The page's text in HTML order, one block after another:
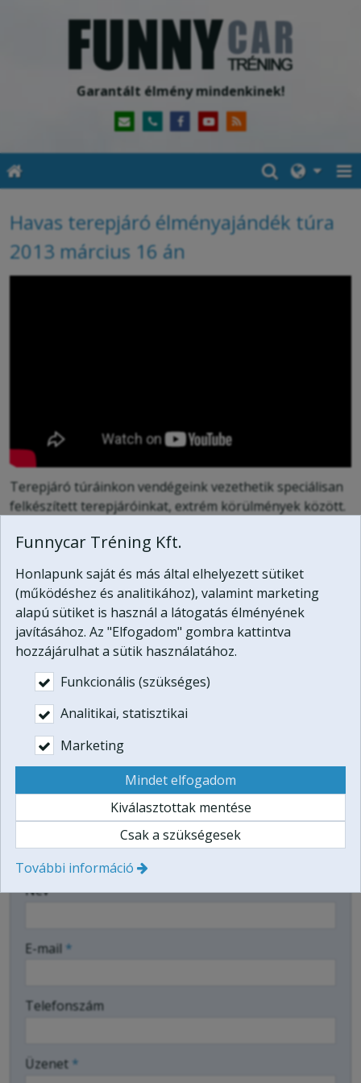
Garantált élmény mindenkinek!
Havas terepjáró élményajándék túra
2013 március 16 án
Terepjáró túráinkon vendégeink vezethetik speciálisan
felkészített terepjáróinkat, extrém körülmények között.
formájában:www.funnycar.hu/terepjaro_tura
Kapcsolat
Funnycar Tréning Kft.
2131 Göd, Jósika utca 14.
Telefonszám: +36 20 625 9419
E-mail:info@funnycar.hu
Web: http://www.funnycar.hu/
Névjegykártya mentése
Üzenetküldés
-
-
Név*
E-mail *
Telefonszám
Üzenet *
Funnycar Tréning Kft.
Honlapunk saját és más által elhelyezett sütiket
(működéshez és analitikához), valamint marketing
alapú sütiket is használ a látogatás élményének
javításához. Az "Elfogadom" gombra kattintva
hozzájárulhat a sütik használatához.
Funkcionális (szükséges)
Analitikai, statisztikai
Marketing
Mindet elfogadom
Kiválasztottak mentése
Csak a szükségesek
További információ